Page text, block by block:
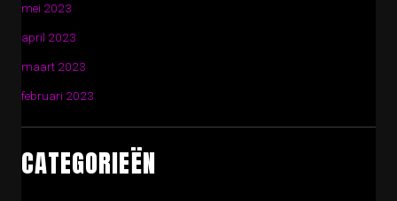
mei 2023
april 2023
maart 2023
februari 2023
CATEGORIEËN